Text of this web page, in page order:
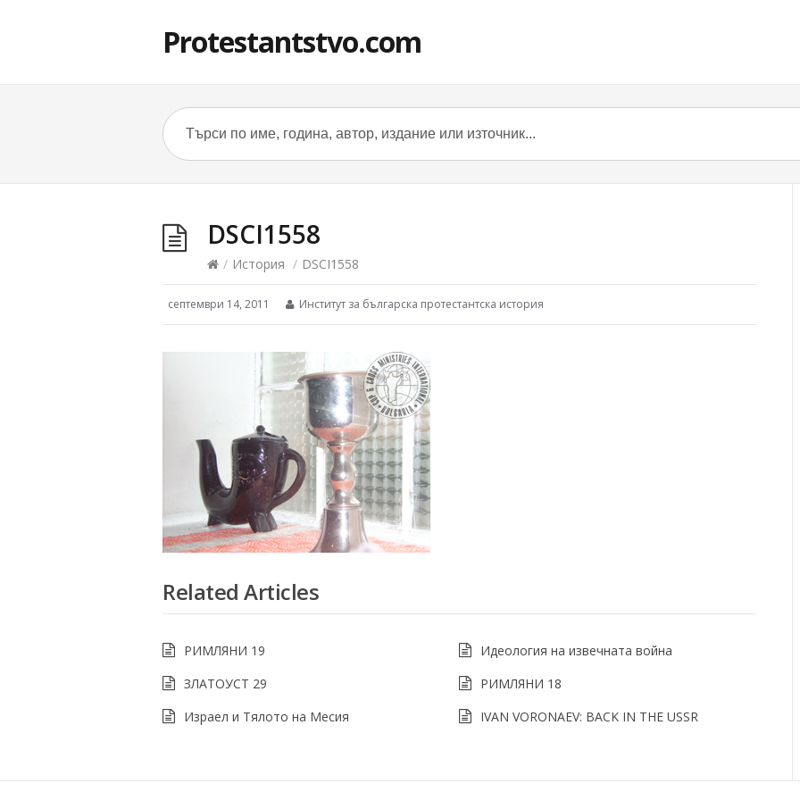
Protestantstvo.com
DSCI1558
/ История / DSCI1558
септември 14, 2011 Институт за българска протестантска история
Related Articles
РИМЛЯНИ 19
Идеология на извечната война
ЗЛАТОУСТ 29
РИМЛЯНИ 18
Израел и Тялото на Месия
IVAN VORONAEV: BACK IN THE USSR